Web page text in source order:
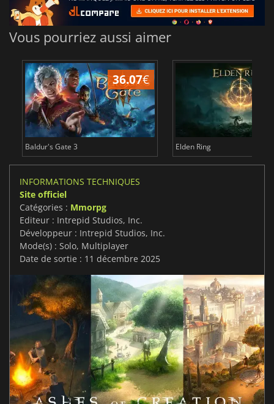
Vous pourriez aussi aimer
36.07€
Baldur's Gate 3 Elden Ring
INFORMATIONS TECHNIQUES
Site officiel
Catégories : Mmorpg
Editeur : Intrepid Studios, Inc.
Développeur : Intrepid Studios, Inc.
Mode(s) : Solo, Multiplayer
Date de sortie : 11 décembre 2025